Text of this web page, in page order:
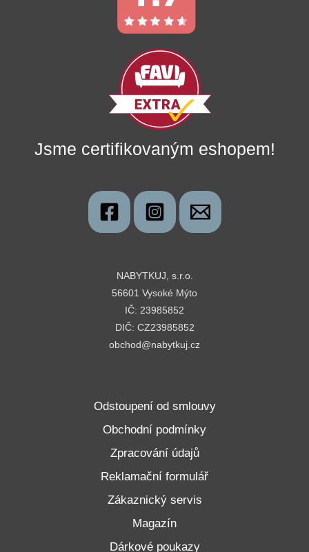
Jsme certifikovaným eshopem!
NABYTKUJ, s.r.o.
56601 Vysoké Mýto
IČ: 23985852
DIČ: CZ23985852
obchod@nabytkuj.cz
Odstoupení od smlouvy
Obchodní podmínky
Zpracování údajů
Reklamační formulář
Zákaznický servis
Magazín
Dárkové poukazy